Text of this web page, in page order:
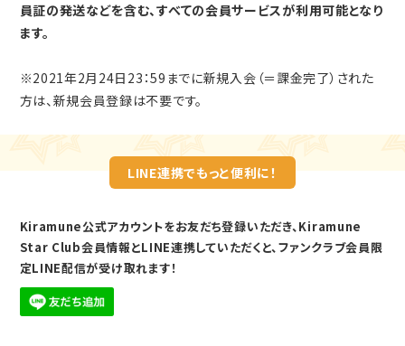
員証の発送などを含む、すべての会員サービスが利用可能となり
ます。
※2021年2月24日23：59までに新規入会（＝課金完了）された
方は、新規会員登録は不要です。
LINE連携でもっと便利に！
Kiramune公式アカウントをお友だち登録いただき、Kiramune
Star Club会員情報とLINE連携していただくと、ファンクラブ会員限
定LINE配信が受け取れます！